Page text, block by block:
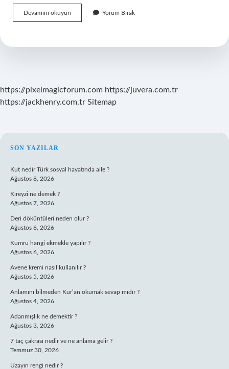
Devamını okuyun
Lig
Ne
Yorum Bırak
https://pixelmagicforum.com https://juvera.com.tr
https://jackhenry.com.tr Sitemap
SIDEBAR
SON YAZILAR
Kut nedir Türk sosyal hayatında aile ?
Ağustos 8, 2026
Kıreyzi ne demek ?
Ağustos 7, 2026
Deri döküntüleri neden olur ?
Ağustos 6, 2026
Kumru hangi ekmekle yapılır ?
Ağustos 6, 2026
Avene kremi nasıl kullanılır ?
Ağustos 5, 2026
Anlamını bilmeden Kur’an okumak sevap mıdır ?
Ağustos 4, 2026
Adanmışlık ne demektir ?
Ağustos 3, 2026
7 taç çakrası nedir ve ne anlama gelir ?
Temmuz 30, 2026
Uzayın rengi nedir ?